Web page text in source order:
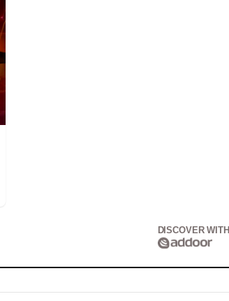
DISCOVER WITH